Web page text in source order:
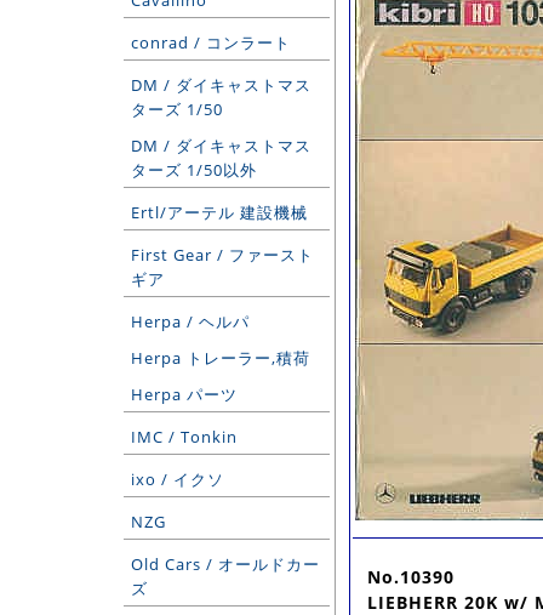
conrad / コンラート
DM / ダイキャストマス
ターズ 1/50
DM / ダイキャストマス
ターズ 1/50以外
Ertl/アーテル 建設機械
First Gear / ファースト
ギア
Herpa / ヘルパ
Herpa トレーラー,積荷
Herpa パーツ
IMC / Tonkin
ixo / イクソ
NZG
Old Cars / オールドカー
ズ
No.10390
LIEBHERR 20K w/